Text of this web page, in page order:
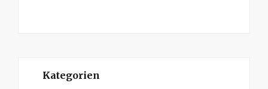
Kategorien